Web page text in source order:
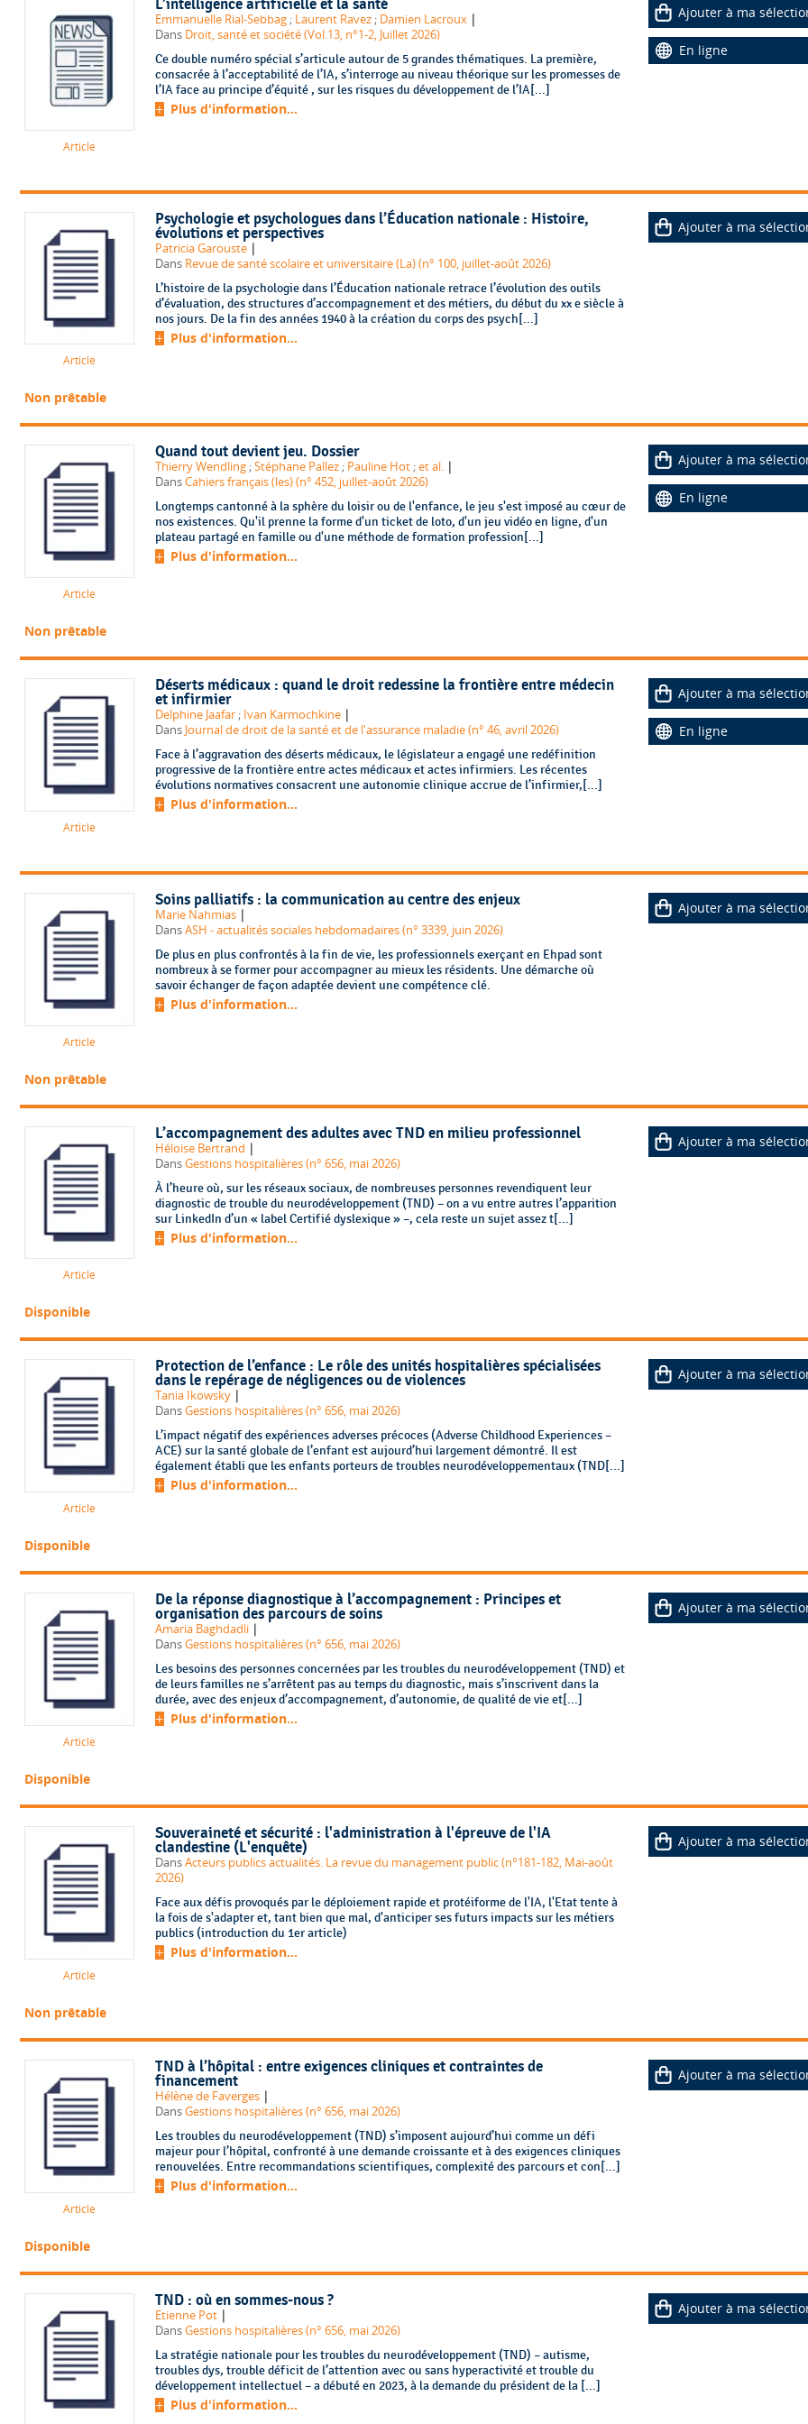
Article
L’intelligence artificielle et la santé
Emmanuelle Rial-Sebbag ; Laurent Ravez ; Damien Lacroux |
Dans Droit, santé et société (Vol.13, n°1-2, Juillet 2026)
Ce double numéro spécial s’articule autour de 5 grandes thématiques. La première,
consacrée à l’acceptabilité de l’IA, s’interroge au niveau théorique sur les promesses de
l’IA face au principe d’équité , sur les risques du développement de l’IA[...]
Plus d'information...
Ajouter à ma
En ligne
Article
Psychologie et psychologues dans l’Éducation nationale : Histoire,
évolutions et perspectives
Patricia Garouste |
Dans Revue de santé scolaire et universitaire (La) (n° 100, juillet-août 2026)
L’histoire de la psychologie dans l’Éducation nationale retrace l’évolution des outils
d’évaluation, des structures d’accompagnement et des métiers, du début du xx e siècle à
nos jours. De la fin des années 1940 à la création du corps des psych[...]
Plus d'information...
Ajouter à ma
Non prêtable
Article
Quand tout devient jeu. Dossier
Thierry Wendling ;Stéphane Pallez ; Pauline Hot ;et al. |
DansCahiers français (les) (n° 452, juillet-août 2026)
Longtemps cantonné à la sphère du loisir ou de l'enfance, le jeu s'est imposé au cœur de
nos existences. Qu'il prenne la forme d'un ticket de loto, d'un jeu vidéo en ligne, d'un
plateau partagé en famille ou d'une méthode de formation profession[...]
Plus d'information...
Ajouter à ma
En ligne
Non prêtable
Article
Déserts médicaux : quand le droit redessine la frontière entre médecin
et infirmier
Delphine Jaafar ; Ivan Karmochkine |
Dans Journal de droit de la santé et de l'assurance maladie (n° 46, avril 2026)
Face à l’aggravation des déserts médicaux, le législateur a engagé une redéfinition
progressive de la frontière entre actes médicaux et actes infirmiers. Les récentes
évolutions normatives consacrent une autonomie clinique accrue de l’infirmier,[...]
Plus d'information...
Ajouter à ma
En ligne
Article
Soins palliatifs : la communication au centre des enjeux
Marie Nahmias |
DansASH - actualités sociales hebdomadaires (n° 3339, juin 2026)
De plus en plus confrontés à la fin de vie, les professionnels exerçant en Ehpad sont
nombreux à se former pour accompagner au mieux les résidents. Une démarche où
savoir échanger de façon adaptée devient une compétence clé.
Plus d'information...
Ajouter à ma
Non prêtable
Article
L’accompagnement des adultes avec TND en milieu professionnel
Héloise Bertrand |
DansGestions hospitalières (n° 656, mai 2026)
À l’heure où, sur les réseaux sociaux, de nombreuses personnes revendiquent leur
diagnostic de trouble du neurodéveloppement (TND) – on a vu entre autres l’apparition
sur LinkedIn d’un « label Certifié dyslexique » –, cela reste un sujet assez t[...]
Plus d'information...
Ajouter à ma
Disponible
Article
Protection de l’enfance : Le rôle des unités hospitalières spécialisées
dans le repérage de négligences ou de violences
Tania Ikowsky |
DansGestions hospitalières (n° 656, mai 2026)
L’impact négatif des expériences adverses précoces (Adverse Childhood Experiences –
ACE) sur la santé globale de l’enfant est aujourd’hui largement démontré. Il est
également établi que les enfants porteurs de troubles neurodéveloppementaux (TND[...]
Plus d'information...
Ajouter à ma
Disponible
Article
De la réponse diagnostique à l’accompagnement : Principes et
organisation des parcours de soins
Amaria Baghdadli |
DansGestions hospitalières (n° 656, mai 2026)
Les besoins des personnes concernées par les troubles du neurodéveloppement (TND) et
de leurs familles ne s’arrêtent pas au temps du diagnostic, mais s’inscrivent dans la
durée, avec des enjeux d’accompagnement, d’autonomie, de qualité de vie et[...]
Plus d'information...
Ajouter à ma
Disponible
Article
Souveraineté et sécurité : l'administration à l'épreuve de l'IA
clandestine (L'enquête)
DansActeurs publics actualités. La revue du management public (n°181-182, Mai-août
2026)
Face aux défis provoqués par le déploiement rapide et protéiforme de l'IA, l'Etat tente à
la fois de s'adapter et, tant bien que mal, d'anticiper ses futurs impacts sur les métiers
publics (introduction du 1er article)
Plus d'information...
Ajouter à ma
Non prêtable
Article
TND à l’hôpital : entre exigences cliniques et contraintes de
financement
Hélène de Faverges |
DansGestions hospitalières (n° 656, mai 2026)
Les troubles du neurodéveloppement (TND) s’imposent aujourd’hui comme un défi
majeur pour l’hôpital, confronté à une demande croissante et à des exigences cliniques
renouvelées. Entre recommandations scientifiques, complexité des parcours et con[...]
Plus d'information...
Ajouter à ma
Disponible
TND : où en sommes-nous ?
Etienne Pot |
DansGestions hospitalières (n° 656, mai 2026)
La stratégie nationale pour les troubles du neurodéveloppement (TND) – autisme,
troubles dys, trouble déficit de l’attention avec ou sans hyperactivité et trouble du
développement intellectuel – a débuté en 2023, à la demande du président de la [...]
Plus d'information...
Ajouter à ma